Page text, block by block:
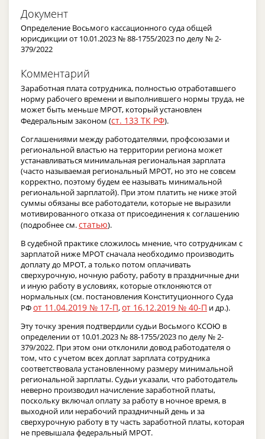
Документ
Определение Восьмого кассационного суда общей
юрисдикции от 10.01.2023 № 88-1755/2023 по делу № 2-
379/2022
Комментарий
Заработная плата сотрудника, полностью отработавшего
норму рабочего времени и выполнившего нормы труда, не
может быть меньше МРОТ, который установлен
Федеральным законом (ст. 133 ТК РФ).
Соглашениями между работодателями, профсоюзами и
региональной властью на территории региона может
устанавливаться минимальная региональная зарплата
(часто называемая региональный МРОТ, но это не совсем
корректно, поэтому будем ее называть минимальной
региональной зарплатой). При этом платить не ниже этой
суммы обязаны все работодатели, которые не выразили
мотивированного отказа от присоединения к соглашению
(подробнее см.статью).
В судебной практике сложилось мнение, что сотрудникам с
зарплатой ниже МРОТ сначала необходимо производить
доплату до МРОТ, а только потом оплачивать
сверхурочную, ночную работу, работу в праздничные дни
и иную работу в условиях, которые отклоняются от
нормальных (см. постановления Конституционного Суда
РФот 11.04.2019 № 17-П,от 16.12.2019 № 40-П и др.).
Эту точку зрения подтвердили судьи Восьмого КСОЮ в
определении от 10.01.2023 № 88-1755/2023 по делу № 2-
379/2022. При этом они отклонили довод работодателя о
том, что с учетом всех доплат зарплата сотрудника
соответствовала установленному размеру минимальной
региональной зарплаты. Судьи указали, что работодатель
неверно производил начисление заработной платы,
поскольку включал оплату за работу в ночное время, в
выходной или нерабочий праздничный день и за
сверхурочную работу в ту часть заработной платы, которая
не превышала федеральный МРОТ.